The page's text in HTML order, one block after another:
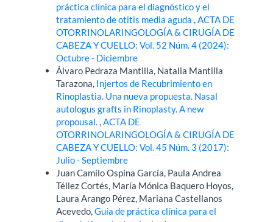
práctica clínica para el diagnóstico y el
tratamiento de otitis media aguda,ACTA DE
OTORRINOLARINGOLOGÍA & CIRUGÍA DE
CABEZA Y CUELLO: Vol. 52 Núm. 4 (2024):
Octubre - Diciembre
Álvaro Pedraza Mantilla, Natalia Mantilla
Tarazona, Injertos de Recubrimiento en
Rinoplastia. Una nueva propuesta. Nasal
autologus grafts in Rinoplasty. A new
propousal.,ACTA DE
OTORRINOLARINGOLOGÍA & CIRUGÍA DE
CABEZA Y CUELLO: Vol. 45 Núm. 3 (2017):
Julio - Septiembre
Juan Camilo Ospina García, Paula Andrea
Téllez Cortés, María Mónica Baquero Hoyos,
Laura Arango Pérez, Mariana Castellanos
Acevedo,Guía de práctica clínica para el